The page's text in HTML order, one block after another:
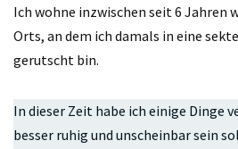
Ich wohne inzwischen seit 6 Jahren
Orts, an dem ich damals in eine
gerutscht bin.
In dieser Zeit habe ich einige Dinge
besser ruhig und unscheinbar sein